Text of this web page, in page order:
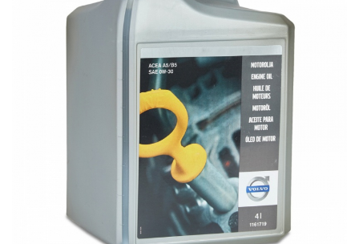
Accesorii spalare si uscare
Spalare si detailing rapid
Intretinere barci